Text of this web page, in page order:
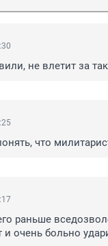
не влетит за
что
раньше
и очень больно